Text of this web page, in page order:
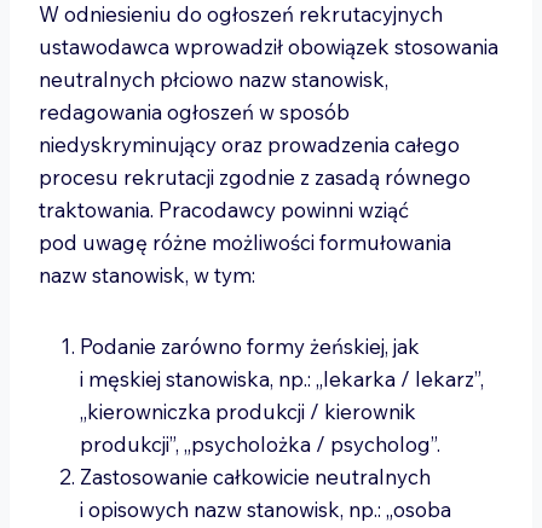
W odniesieniu do ogłoszeń rekrutacyjnych
ustawodawca wprowadził obowiązek stosowania
neutralnych płciowo nazw stanowisk,
redagowania ogłoszeń w sposób
niedyskryminujący oraz prowadzenia całego
procesu rekrutacji zgodnie z zasadą równego
traktowania. Pracodawcy powinni wziąć
pod uwagę różne możliwości formułowania
nazw stanowisk, w tym:
Podanie zarówno formy żeńskiej, jak
i męskiej stanowiska, np.: „lekarka / lekarz”,
„kierowniczka produkcji / kierownik
produkcji”, „psycholożka / psycholog”.
Zastosowanie całkowicie neutralnych
i opisowych nazw stanowisk, np.: „osoba